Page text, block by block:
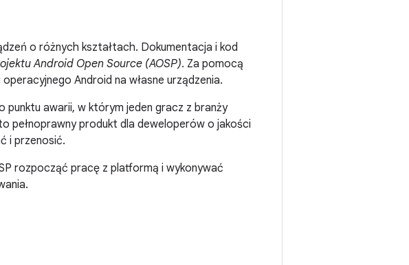
o różnych kształtach. Dokumentacja i kod
Android Open Source (AOSP). Za pomocą
Android na własne urządzenia.
punktu awarii, w którym jeden gracz z branży
pełnoprawny produkt dla deweloperów o jakości
i przenosić.
rozpocząć pracę z platformą i wykonywać